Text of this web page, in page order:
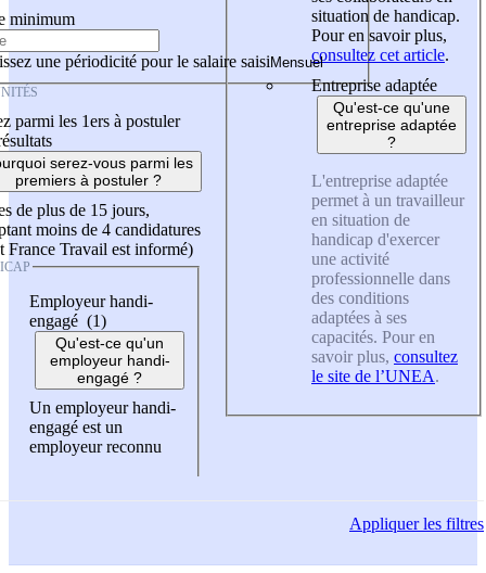
minimum
une périodicité pour le salaire saisi
parmi les 1ers à postuler
serez-vous parmi les
premiers à postuler ?
de plus de 15 jours,
moins de 4 candidatures
France Travail est informé)
Employeur handi-
engagé (1)
Qu'est-ce qu'un
employeur handi-
engagé ?
Un employeur handi-
engagé est un
employeur reconnu
situation de handicap.
Pour en savoir plus,
consultez cet article.
Entreprise adaptée
Qu'est-ce qu'une
entreprise adaptée
?
L'entreprise adaptée
permet à un travailleur
en situation de
handicap d'exercer
une activité
professionnelle dans
des conditions
adaptées à ses
capacités. Pour en
savoir plus, consultez
le site de l’UNEA.
Appliquerles filtres